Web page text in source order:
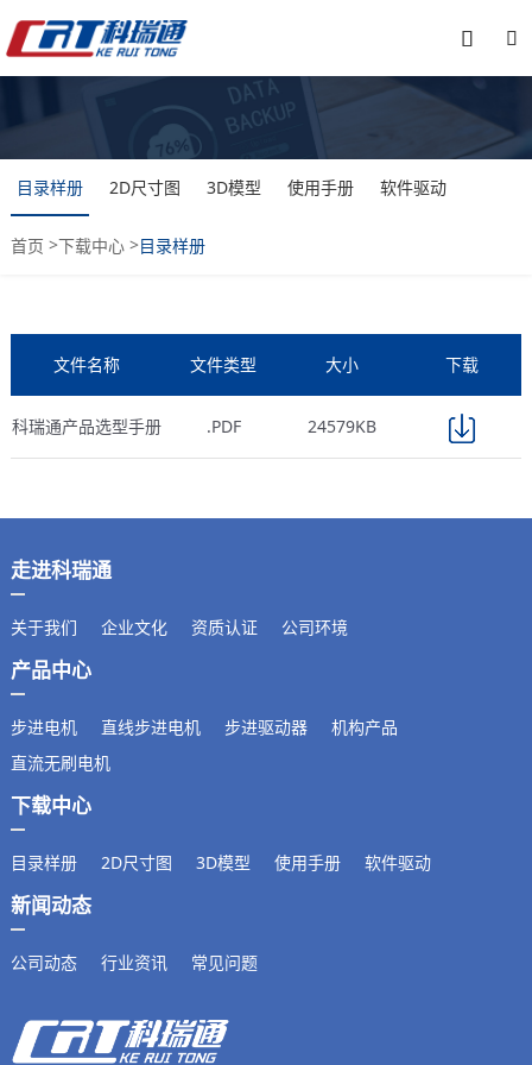


目录样册 2D尺寸图 3D模型 使用手册 软件驱动
首页 >下载中心>目录样册
文件名称 文件类型 大小 下载
科瑞通产品选型手册 .PDF 24579KB
走进科瑞通
关于我们 企业文化 资质认证 公司环境
产品中心
步进电机 直线步进电机 步进驱动器
机构产品
直流无刷电机
下载中心
目录样册 2D尺寸图 3D模型 使用手册 软件驱动
新闻动态
公司动态 行业资讯 常见问题